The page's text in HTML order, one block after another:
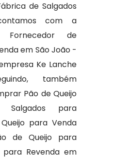
de Salgados
com a
Fornecedor de
em São João -
Ke Lanche
também
Pão de Queijo
Salgados para
para Venda
de Queijo para
para Revenda em